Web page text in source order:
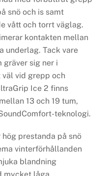
snö och is samt
vått och torrt väglag.
kontakten mellan
underlag. Tack vare
gräver sig ner i
vid grepp och
Ice 2 finns
13 och 19 tum,
teknologi.
hög prestanda på snö
vinterförhållanden
blandning